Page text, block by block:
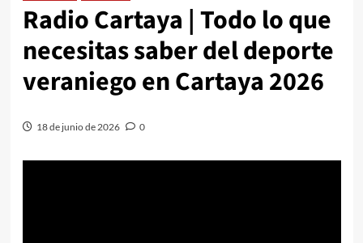
Radio Cartaya | Todo lo que
necesitas saber del deporte
veraniego en Cartaya 2026
18 de junio de 2026 0